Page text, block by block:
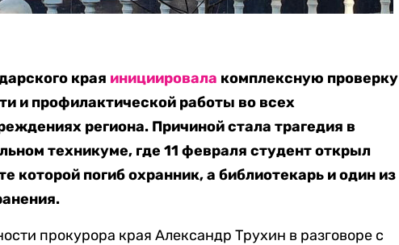
края инициировала комплексную проверку
и профилактической работы во всех
региона. Причиной стала трагедия в
техникуме, где 11 февраля студент открыл
которой погиб охранник, а библиотекарь и один из
прокурора края Александр Трухин в разговоре с